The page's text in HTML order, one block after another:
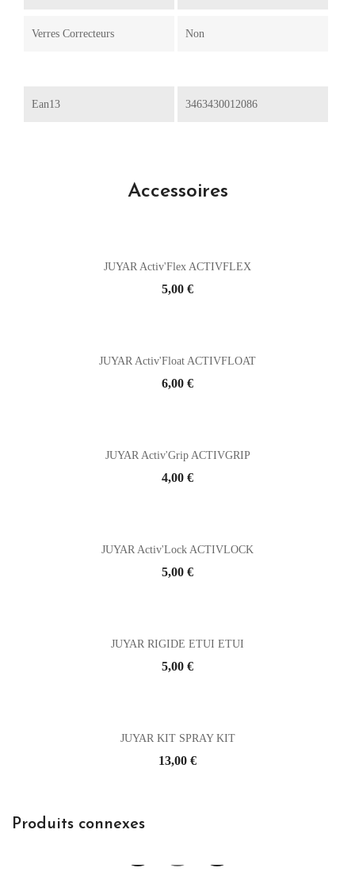
Verres Correcteurs Non
Ean13 3463430012086
Accessoires
JUYAR Activ'Flex ACTIVFLEX
Prix
5,00 €
JUYAR Activ'Float ACTIVFLOAT
Prix
6,00 €
JUYAR Activ'Grip ACTIVGRIP
Prix
4,00 €
JUYAR Activ'Lock ACTIVLOCK
Prix
5,00 €
JUYAR RIGIDE ETUI ETUI
Prix
5,00 €
JUYAR KIT SPRAY KIT
Prix
13,00 €
Produits connexes